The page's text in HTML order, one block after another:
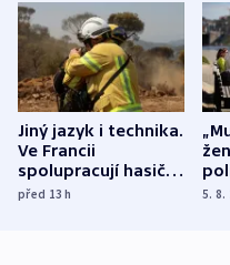
Jiný jazyk i technika.
Ve Francii
spolupracují hasiči z
různých zemí
před 13h 5. 8.